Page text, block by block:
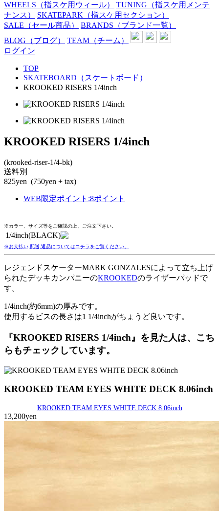
WHEELS （指スケ用ウィール） TUNING （指スケ用メンテ
ナンス）
SKATEPARK （指スケ用セクション）
SALE （セール商品） BRANDS （ブランド一覧）
BLOG （ブログ） TEAM （チーム）
ログイン
TOP
SKATEBOARD（スケートボード）
KROOKED RISERS 1/4inch
KROOKED RISERS 1/4inch
(krooked-riser-1/4-bk)
送料別
825yen (750yen + tax)
WEB限定ポイント :8ポイント
※カラー、サイズ等をご確認の上、ご注文下さい。
1/4inch(BLACK)
※お支払い,配送,返品についてはコチラをご覧ください。
レジェンドスケーターMARK GONZALESによって立ち上げ
られたデッキカンパニーのKROOKEDのライザーパッドで
す。
1/4inch(約6mm)の厚みです。
使用するビスの長さは1 1/4inchがちょうど良いです。
『KROOKED RISERS 1/4inch』を見た人は、こち
らもチェックしています。
KROOKED TEAM EYES WHITE DECK 8.06inch
KROOKED TEAM EYES WHITE DECK 8.06inch
13,200yen